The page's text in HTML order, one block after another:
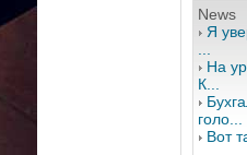
News
Я
На
К...
голо...
Вот